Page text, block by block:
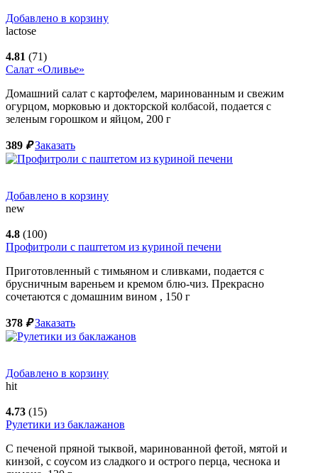
Добавлено в корзину
lactose
4.81 (71)
Салат «Оливье»
Домашний салат с картофелем, маринованным и свежим
огурцом, морковью и докторской колбасой, подается с
зеленым горошком и яйцом, 200 г
389 ₽ Заказать
Добавлено в корзину
new
4.8 (100)
Профитроли с паштетом из куриной печени
Приготовленный с тимьяном и сливками, подается с
брусничным вареньем и кремом блю-чиз. Прекрасно
сочетаются с домашним вином , 150 г
378 ₽ Заказать
Добавлено в корзину
hit
4.73 (15)
Рулетики из баклажанов
С печеной пряной тыквой, маринованной фетой, мятой и
кинзой, с соусом из сладкого и острого перца, чеснока и